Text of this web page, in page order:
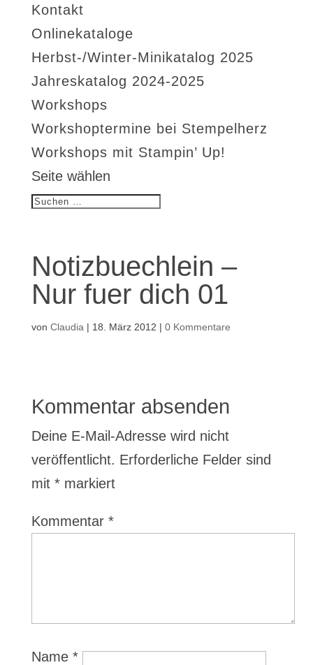
Kontakt
Onlinekataloge
Herbst-/Winter-Minikatalog 2025
Jahreskatalog 2024-2025
Workshops
Workshoptermine bei Stempelherz
Workshops mit Stampin’ Up!
Seite wählen
Notizbuechlein –
Nur fuer dich 01
von Claudia | 18. März 2012 | 0 Kommentare
Kommentar absenden
Deine E-Mail-Adresse wird nicht
veröffentlicht. Erforderliche Felder sind
mit *markiert
Kommentar *
Name *